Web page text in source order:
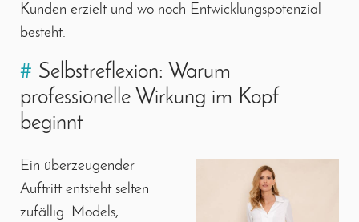
Kunden erzielt und wo noch Entwicklungspotenzial
besteht.
# Selbstreflexion: Warum
professionelle Wirkung im Kopf
beginnt
Ein überzeugender
Auftritt entsteht selten
zufällig. Models,